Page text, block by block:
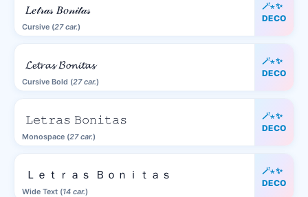
Cursive (27 car.)
𝐿𝑒𝓉𝓇𝒶𝓈 𝐵𝑜𝓃𝒾𝓉𝒶𝓈
🪄⋆✨
DECO
Cursive Bold (27 car.)
𝓛𝓮𝓽𝓻𝓪𝓼 𝓑𝓸𝓷𝓲𝓽𝓪𝓼
🪄⋆✨
DECO
Monospace (27 car.)
𝙻𝚎𝚝𝚛𝚊𝚜 𝙱𝚘𝚗𝚒𝚝𝚊𝚜
🪄⋆✨
DECO
Wide Text (14 car.)
Ｌｅｔｒａｓ Ｂｏｎｉｔａｓ
🪄⋆✨
DECO